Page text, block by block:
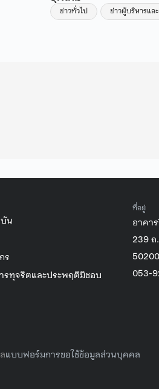
ข่าวทั่วไป ข่าวผู้บริหารแล
น
ร
รทุจริตและประพฤติมิชอบ
ที่อยู่
อาคา
239 ถ
50200
053-
แบบฟอร์มการขอใช้ข้อมูลส่วนบุคคล